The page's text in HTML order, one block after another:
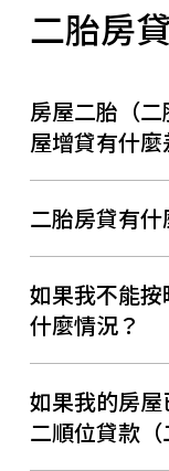
二胎房
房屋二胎（
屋增貸有什麼
二胎房貸有什
如果我不能
什麼情況？
如果我的房
二順位貸款（